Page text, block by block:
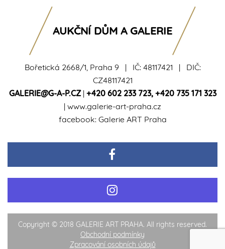
Bořetická 2668/1, Praha 9 | IČ: 48117421 | DIČ:
CZ48117421
GALERIE@G-A-P.CZ| +420 602 233 723, +420 735 171 323
| www.galerie-art-praha.cz
facebook: Galerie ART Praha
AUKČNÍ DŮM A GALERIE
Copyright © 2018 GALERIE ART PRAHA. All rights reserved.
Obchodní podmínky
Zpracování osobních údajů